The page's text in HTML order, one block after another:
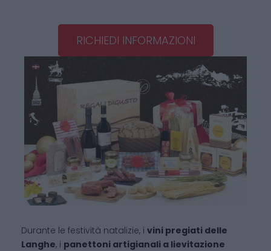
RICHIEDI INFORMAZIONI
Durante le festività natalizie, i vini pregiati delle
Langhe, i panettoni artigianali a lievitazione